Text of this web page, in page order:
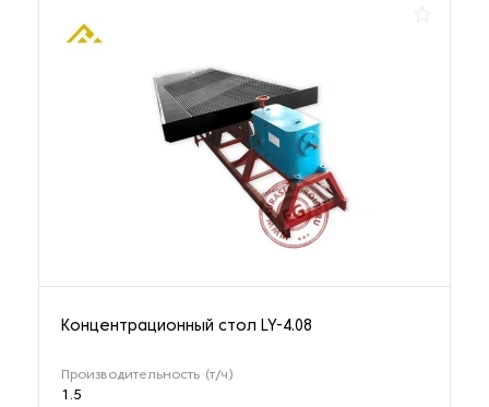
Концентрационный стол LY-4.08
Производительность (т/ч)
1.5